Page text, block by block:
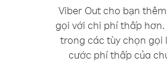
Viber Out cho bạn
gọi với chi phí thấp
trong các tùy chọn gọi
cước phí thấp của